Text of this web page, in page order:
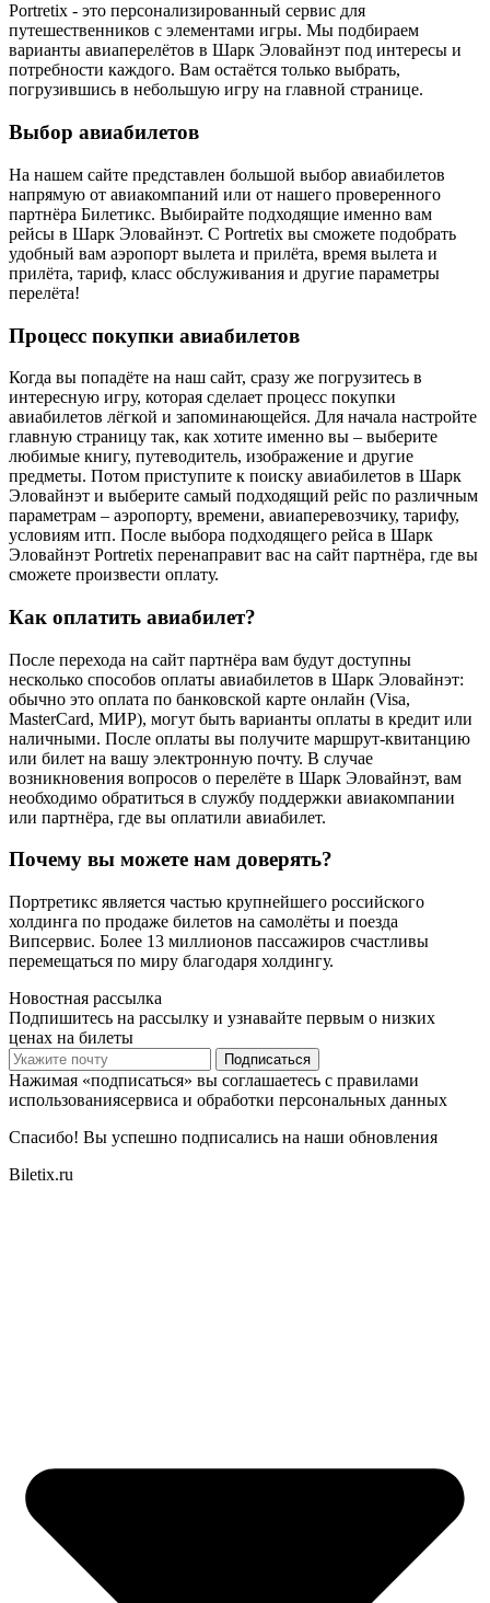
Portretix - это персонализированный сервис для
путешественников с элементами игры. Мы подбираем
варианты авиаперелётов в Шарк Эловайнэт под интересы и
потребности каждого. Вам остаётся только выбрать,
погрузившись в небольшую игру на главной странице.
Выбор авиабилетов
На нашем сайте представлен большой выбор авиабилетов
напрямую от авиакомпаний или от нашего проверенного
партнёра Билетикс. Выбирайте подходящие именно вам
рейсы в Шарк Эловайнэт. С Portretix вы сможете подобрать
удобный вам аэропорт вылета и прилёта, время вылета и
прилёта, тариф, класс обслуживания и другие параметры
перелёта!
Процесс покупки авиабилетов
Когда вы попадёте на наш сайт, сразу же погрузитесь в
интересную игру, которая сделает процесс покупки
авиабилетов лёгкой и запоминающейся. Для начала настройте
главную страницу так, как хотите именно вы – выберите
любимые книгу, путеводитель, изображение и другие
предметы. Потом приступите к поиску авиабилетов в Шарк
Эловайнэт и выберите самый подходящий рейс по различным
параметрам – аэропорту, времени, авиаперевозчику, тарифу,
условиям итп. После выбора подходящего рейса в Шарк
Эловайнэт Portretix перенаправит вас на сайт партнёра, где вы
сможете произвести оплату.
Как оплатить авиабилет?
После перехода на сайт партнёра вам будут доступны
несколько способов оплаты авиабилетов в Шарк Эловайнэт:
обычно это оплата по банковской карте онлайн (Visa,
MasterCard, МИР), могут быть варианты оплаты в кредит или
наличными. После оплаты вы получите маршрут-квитанцию
или билет на вашу электронную почту. В случае
возникновения вопросов о перелёте в Шарк Эловайнэт, вам
необходимо обратиться в службу поддержки авиакомпании
или партнёра, где вы оплатили авиабилет.
Почему вы можете нам доверять?
Портретикс является частью крупнейшего российского
холдинга по продаже билетов на самолёты и поезда
Випсервис. Более 13 миллионов пассажиров счастливы
перемещаться по миру благодаря холдингу.
Новостная рассылка
Подпишитесь на рассылку и узнавайте первым о низких
ценах на билеты
Подписаться
Нажимая «подписаться» вы соглашаетесь с правилами
использованиясервиса и обработки персональных данных
Спасибо! Вы успешно подписались на наши обновления
Biletix.ru